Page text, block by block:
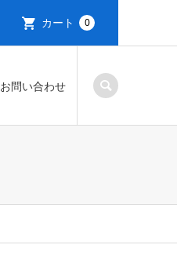
カート 0
お問い合わせ